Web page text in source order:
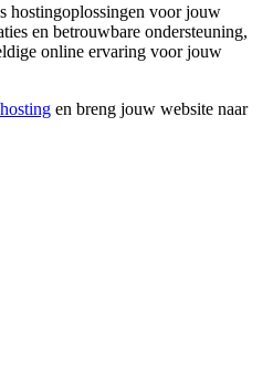
hostingoplossingen voor jouw
en betrouwbare ondersteuning,
online ervaring voor jouw
en breng jouw website naar